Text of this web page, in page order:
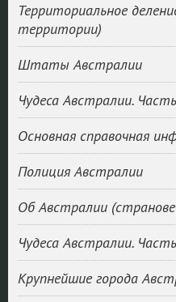
Территориальное
территории)
Штаты Австралии
Чудеса Австралии.
Основная справочная
Полиция Австралии
Об Австралии
Чудеса Австралии.
Крупнейшие города